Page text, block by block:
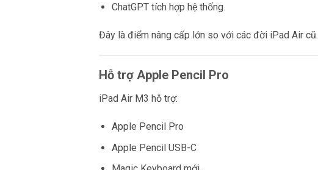
ChatGPT tích hợp hệ thống.
Đây là điểm nâng cấp lớn so với các đời iPad Air cũ.
Hỗ trợ Apple Pencil Pro
iPad Air M3 hỗ trợ:
Apple Pencil Pro
Apple Pencil USB-C